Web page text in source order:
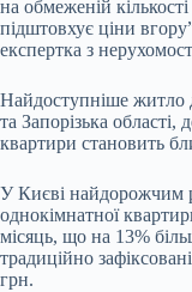
на обмеженій
підштовхує ціни
експертка з
Найдоступніше житло
та Запорізька області,
квартири становить
У Києві найдорожчим
однокімнатної
місяць, що на 13%
традиційно
грн.